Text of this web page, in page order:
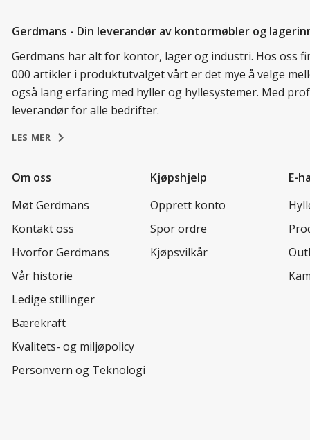
Gerdmans - Din leverandør av kontormøbler og
Gerdmans har alt for kontor, lager og industri. Hos oss
000 artikler i produktutvalget vårt er det mye å velge
også lang erfaring med hyller og hyllesystemer. Med
leverandør for alle bedrifter.
LES MER
Om oss
Møt Gerdmans
Kontakt oss
Hvorfor Gerdmans
Vår historie
Ledige stillinger
Bærekraft
Kvalitets- og miljøpolicy
Personvern og Teknologi
Kjøpshjelp
Opprett konto
Spor ordre
Kjøpsvilkår
E-